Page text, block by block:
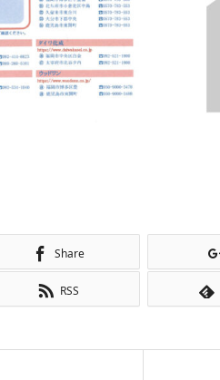
Share
RSS